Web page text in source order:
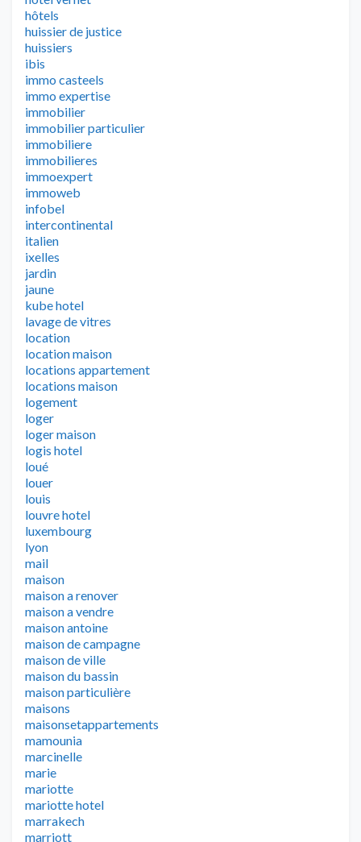
hôtels
huissier de justice
huissiers
ibis
immo casteels
immo expertise
immobilier
immobilier particulier
immobiliere
immobilieres
immoexpert
immoweb
infobel
intercontinental
italien
ixelles
jardin
jaune
kube hotel
lavage de vitres
location
location maison
locations appartement
locations maison
logement
loger
loger maison
logis hotel
loué
louer
louis
louvre hotel
luxembourg
lyon
mail
maison
maison a renover
maison a vendre
maison antoine
maison de campagne
maison de ville
maison du bassin
maison particulière
maisons
maisonsetappartements
mamounia
marcinelle
marie
mariotte
mariotte hotel
marrakech
marriott